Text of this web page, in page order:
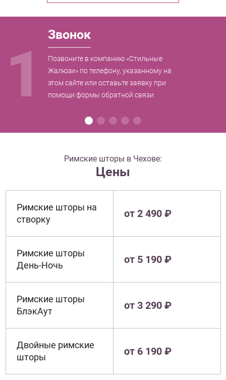
1
Звонок
Позвоните в компанию «Стильные
Жалюзи» по телефону, указанному на
этом сайте или оставьте заявку при
помощи формы обратной связи
Римские шторы в Чехове:
Цены
Римские шторы на
створку
от 2 490 ₽
Римские шторы
День-Ночь
от 5 190 ₽
Римские шторы
БлэкАут
от 3 290 ₽
Двойные римские
шторы
от 6 190 ₽